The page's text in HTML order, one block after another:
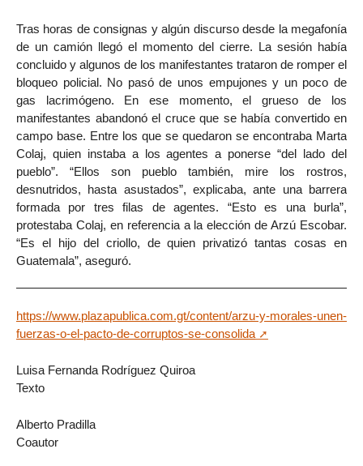
Tras horas de consignas y algún discurso desde la megafonía
de un camión llegó el momento del cierre. La sesión había
concluido y algunos de los manifestantes trataron de romper el
bloqueo policial. No pasó de unos empujones y un poco de
gas lacrimógeno. En ese momento, el grueso de los
manifestantes abandonó el cruce que se había convertido en
campo base. Entre los que se quedaron se encontraba Marta
Colaj, quien instaba a los agentes a ponerse “del lado del
pueblo”. “Ellos son pueblo también, mire los rostros,
desnutridos, hasta asustados”, explicaba, ante una barrera
formada por tres filas de agentes. “Esto es una burla”,
protestaba Colaj, en referencia a la elección de Arzú Escobar.
“Es el hijo del criollo, de quien privatizó tantas cosas en
Guatemala”, aseguró.
https://www.plazapublica.com.gt/content/arzu-y-morales-unen-
fuerzas-o-el-pacto-de-corruptos-se-consolida
Luisa Fernanda Rodríguez Quiroa
Texto
Alberto Pradilla
Coautor